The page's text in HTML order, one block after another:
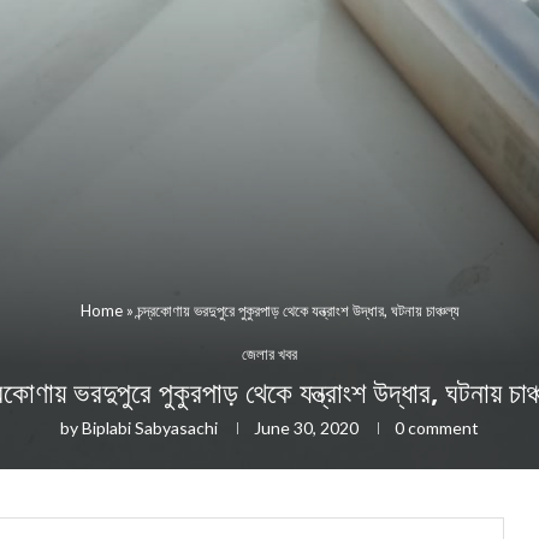
Home» চন্দ্রকোণায় ভরদুপুরে পুকুরপাড় থেকে যন্ত্রাংশ উদ্ধার, ঘটনায় চাঞ্চল্য
জেলার খবর
ভরদুপুরে পুকুরপাড় থেকে যন্ত্রাংশ উদ্ধার, ঘটনায়
byBiplabi Sabyasachi June 30, 2020 0 comment